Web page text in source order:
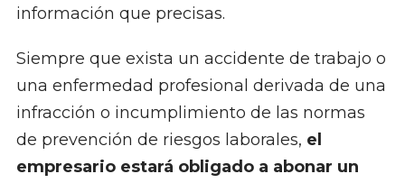
información que precisas.
Siempre que exista un accidente de trabajo o
una enfermedad profesional derivada de una
infracción o incumplimiento de las normas
de prevención de riesgos laborales, el
empresario estará obligado a abonar un